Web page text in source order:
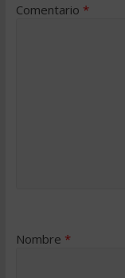
Comentario *
Nombre *